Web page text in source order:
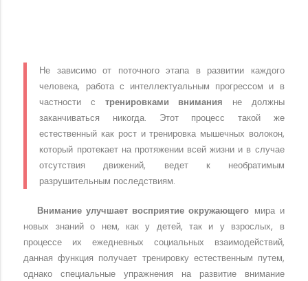
Не зависимо от поточного этапа в развитии каждого
человека, работа с интеллектуальным прогрессом и в
частности стренировками внимания не должны
заканчиваться никогда. Этот процесс такой же
естественный как рост и тренировка мышечных волокон,
который протекает на протяжении всей жизни и в случае
отсутствия движений, ведет к необратимым
разрушительным последствиям.
Внимание улучшает восприятие окружающего мира и
новых знаний о нем, как у детей, так и у взрослых, в
процессе их ежедневных социальных взаимодействий,
данная функция получает тренировку естественным путем,
однако специальные упражнения на развитие внимание